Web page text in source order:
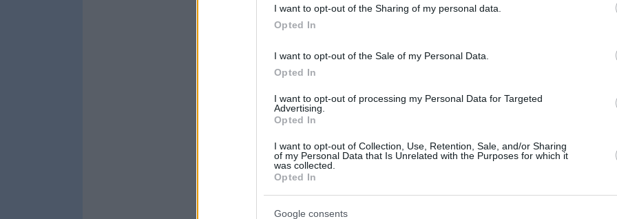
I want to opt-out of the Sharing of my personal data.
Opted In
I want to opt-out of the Sale of my Personal Data.
Opted In
I want to opt-out of processing my Personal Data for Targeted
Advertising.
Opted In
I want to opt-out of Collection, Use, Retention, Sale, and/or Sharing
of my Personal Data that Is Unrelated with the Purposes for which it
was collected.
Opted In
Google consents